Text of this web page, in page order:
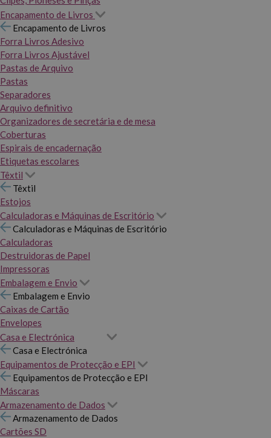
Encapamento de Livros
Encapamento de Livros
Forra Livros Adesivo
Forra Livros Ajustável
Pastas de Arquivo
Pastas
Separadores
Arquivo definitivo
Organizadores de secretária e de mesa
Coberturas
Espirais de encadernação
Etiquetas escolares
Têxtil
Têxtil
Estojos
Calculadoras e Máquinas de Escritório
Calculadoras e Máquinas de Escritório
Calculadoras
Destruidoras de Papel
Impressoras
Embalagem e Envio
Embalagem e Envio
Caixas de Cartão
Envelopes
Casa e Electrónica
Casa e Electrónica
Equipamentos de Protecção e EPI
Equipamentos de Protecção e EPI
Máscaras
Armazenamento de Dados
Armazenamento de Dados
Cartões SD